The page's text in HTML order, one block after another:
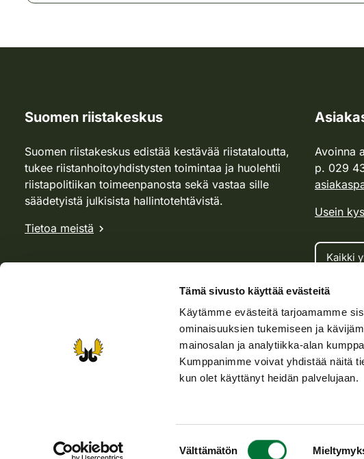
Tämä sivusto käyttää evästeitä
Käytämme evästeitä tarjoamamme
ominaisuuksien tukemiseen ja
mainosalan ja analytiikka-alan
Kumppanimme voivat yhdistää näitä
kun olet käyttänyt heidän palvelujaan.
Välttämätön
Suomen riistakeskus
Suomen riistakeskus edistää kestävää riistataloutta,
tukee riistanhoitoyhdistysten toimintaa ja huolehtii
riistapolitiikan toimeenpanosta sekä vastaa sille
säädetyistä julkisista hallintotehtävistä.
Tietoa meistä
Avoinna
p. 029
Usein
Kaikki
Oma
Lupa-
Saavutettavuusseloste Tietosuojaselosteet Käyttöehdot